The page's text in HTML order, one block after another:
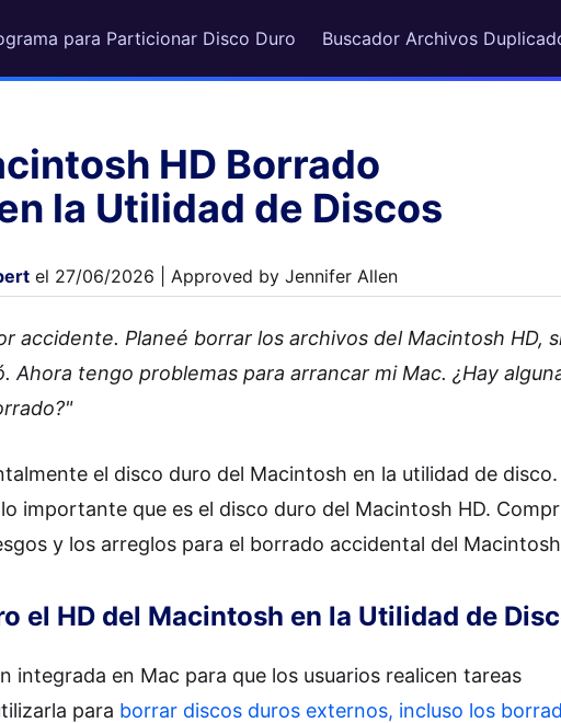
para Particionar Disco Duro Buscador Archivos
HD Borrado
la Utilidad de Discos
el 27/06/2026 | Approved by Jennifer Allen
accidente. Planeé borrar los archivos del Macintosh HD,
Ahora tengo problemas para arrancar mi Mac. ¿Hay
el disco duro del Macintosh en la utilidad de
importante que es el disco duro del Macintosh HD.
y los arreglos para el borrado accidental del
el HD del Macintosh en la Utilidad de
integrada en Mac para que los usuarios realicen tareas
para borrar discos duros externos, incluso los